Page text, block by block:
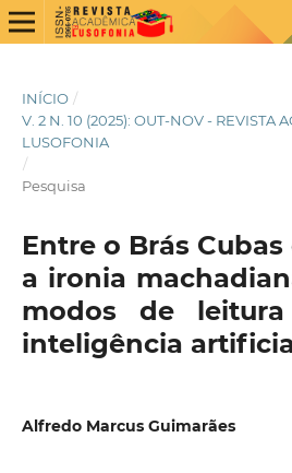
INÍCIO /
V. 2 N. 10 (2025): OUT-NOV - REVISTA
LUSOFONIA
/
Pesquisa
Entre o Brás Cubas
a ironia
modos de
inteligência
Alfredo Marcus Guimarães